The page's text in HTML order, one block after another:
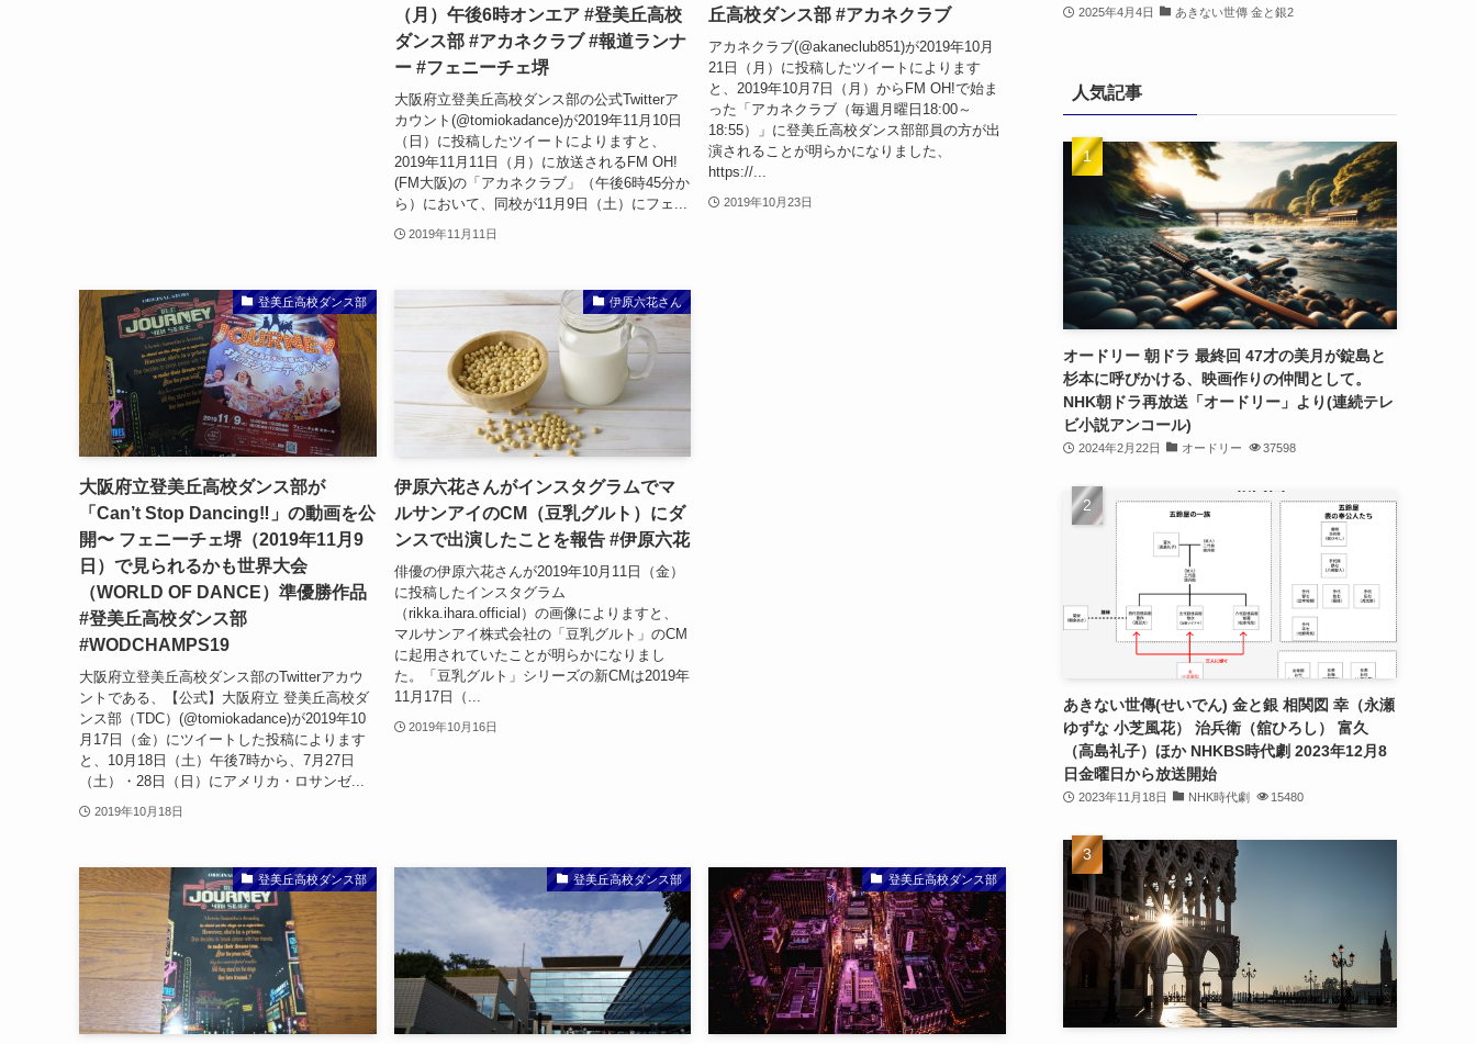
（月）午後6時オンエア #登美丘高校
ダンス部 #アカネクラブ #報道ランナ
ー #フェニーチェ堺
大阪府立登美丘高校ダンス部の公式Twitterア
カウント(@tomiokadance)が2019年11月10日
（日）に投稿したツイートによりますと、
2019年11月11日（月）に放送されるFM OH!
(FM大阪)の「アカネクラブ」（午後6時45分か
ら）において、同校が11月9日（土）にフェ...
2019年11月11日
丘高校ダンス部 #アカネクラブ
アカネクラブ(@akaneclub851)が2019年10月
21日（月）に投稿したツイートによります
と、2019年10月7日（月）からFM OH!で始ま
った「アカネクラブ（毎週月曜日18:00～
18:55）」に登美丘高校ダンス部部員の方が出
演されることが明らかになりました、
https://...
2019年10月23日
登美丘高校ダンス部
大阪府立登美丘高校ダンス部が
「Can’t Stop Dancing‼︎」の動画を公
開〜 フェニーチェ堺（2019年11月9
日）で見られるかも世界大会
（WORLD OF DANCE）準優勝作品
#登美丘高校ダンス部
#WODCHAMPS19
大阪府立登美丘高校ダンス部のTwitterアカウ
ントである、【公式】大阪府立 登美丘高校ダ
ンス部（TDC）(@tomiokadance)が2019年10
月17日（金）にツイートした投稿によります
と、10月18日（土）午後7時から、7月27日
（土）・28日（日）にアメリカ・ロサンゼ...
2019年10月18日
伊原六花さん
伊原六花さんがインスタグラムでマ
ルサンアイのCM（豆乳グルト）にダ
ンスで出演したことを報告 #伊原六花
俳優の伊原六花さんが2019年10月11日（金）
に投稿したインスタグラム
（rikka.ihara.official）の画像によりますと、
マルサンアイ株式会社の「豆乳グルト」のCM
に起用されていたことが明らかになりまし
た。「豆乳グルト」シリーズの新CMは2019年
11月17日（...
2019年10月16日
登美丘高校ダンス部 登美丘高校ダンス部 登美丘高校ダンス部
2025年4月4日 あきない世傳 金と銀2
人気記事
オードリー 朝ドラ 最終回 47才の美月が錠島と
杉本に呼びかける、映画作りの仲間として。
NHK朝ドラ再放送「オードリー」より(連続テレ
ビ小説アンコール)
2024年2月22日 オードリー 37598
あきない世傳(せいでん) 金と銀 相関図 幸（永瀬
ゆずな 小芝風花） 治兵衛（舘ひろし） 富久
（高島礼子）ほか NHKBS時代劇 2023年12月8
日金曜日から放送開始
2023年11月18日 NHK時代劇 15480